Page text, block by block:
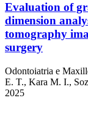
Evaluation of
dimension
tomography
surgery
Odontoiatria e
E. T., Kara M. I.,
2025